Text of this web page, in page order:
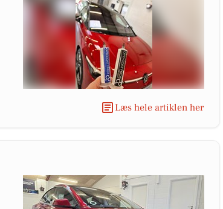
Læs hele artiklen her